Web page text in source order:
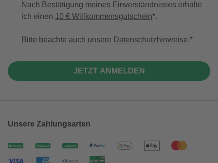
Nach Bestätigung meines Einverständnisses erhalte
ich einen 10 € Willkommensgutschein*.
Bitte beachte auch unsere Datenschutzhinweise.
JETZT ANMELDEN
Unsere Zahlungsarten